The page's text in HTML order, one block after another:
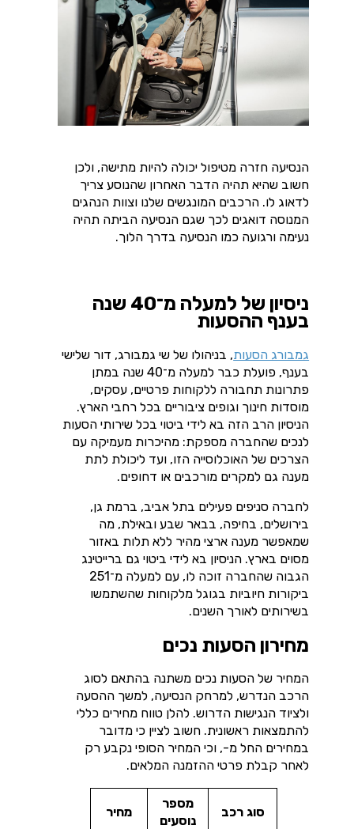
הנסיעה חזרה מטיפול יכולה להיות מתישה, ולכן
חשוב שהיא תהיה הדבר האחרון שהנוסע צריך
לדאוג לו. הרכבים המונגשים שלנו וצוות הנהגים
המנוסה דואגים לכך שגם הנסיעה הביתה תהיה
נעימה ורגועה כמו הנסיעה בדרך הלוך.
ניסיון של למעלה מ־40 שנה
בענף ההסעות
גמבורג הסעות, בניהולו של שי גמבורג, דור שלישי
בענף, פועלת כבר למעלה מ־40 שנה במתן
פתרונות תחבורה ללקוחות פרטיים, עסקים,
מוסדות חינוך וגופים ציבוריים בכל רחבי הארץ.
הניסיון הרב הזה בא לידי ביטוי בכל שירותי הסעות
לנכים שהחברה מספקת: מהיכרות מעמיקה עם
הצרכים של האוכלוסייה הזו, ועד ליכולת לתת
מענה גם למקרים מורכבים או דחופים.
לחברה סניפים פעילים בתל אביב, ברמת גן,
בירושלים, בחיפה, בבאר שבע ובאילת, מה
שמאפשר מענה ארצי מהיר ללא תלות באזור
מסוים בארץ. הניסיון בא לידי ביטוי גם ברייטינג
הגבוה שהחברה זוכה לו, עם למעלה מ־251
ביקורות חיוביות בגוגל מלקוחות שהשתמשו
בשירותים לאורך השנים.
מחירון הסעות נכים
המחיר של הסעות נכים משתנה בהתאם לסוג
הרכב הנדרש, למרחק הנסיעה, למשך ההסעה
ולציוד הנגישות הדרוש. להלן טווח מחירים כללי
להתמצאות ראשונית. חשוב לציין כי מדובר
במחירים החל מ-, וכי המחיר הסופי נקבע רק
לאחר קבלת פרטי ההזמנה המלאים.
סוג רכב
מספר
נוסעים
מחיר